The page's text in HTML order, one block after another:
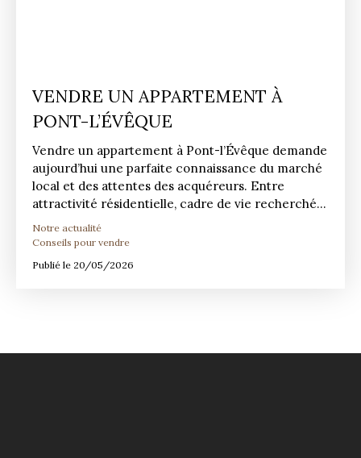
VENDRE UN APPARTEMENT À
PONT-L’ÉVÊQUE
Vendre un appartement à Pont-l’Évêque demande
aujourd’hui une parfaite connaissance du marché
local et des attentes des acquéreurs. Entre
attractivité résidentielle, cadre de vie recherché
et évolution des prix, chaque détail compte pour
réussir sa transaction. Grâce à notre expertise du
personnalisé, nous aidons nos clients à concriser
Notre actualité
Conseils pour vendre
Publié le 20/05/2026